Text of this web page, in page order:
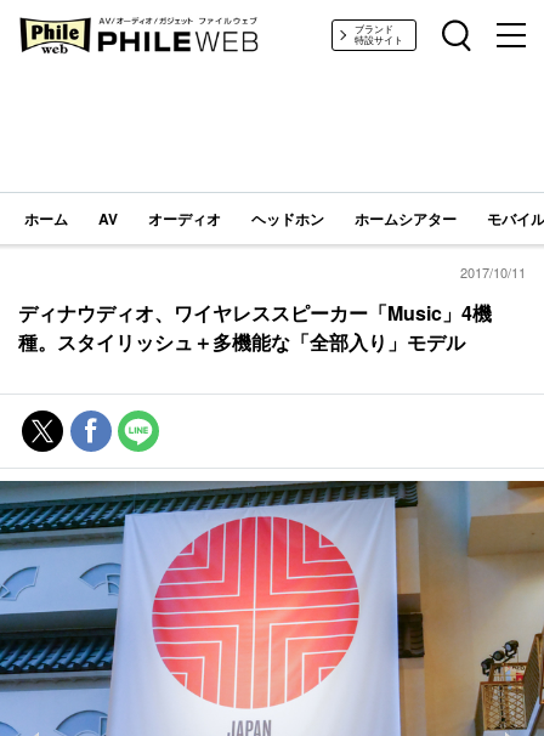
PHILE WEB｜AV/オーディオ/ガジェットブランド
特設サイト
ホーム AV オーディオ ヘッドホン ホームシアター モバイ
2017/10/11
ディナウディオ、ワイヤレススピーカー「Music」4機
種。スタイリッシュ＋多機能な「全部入り」モデル